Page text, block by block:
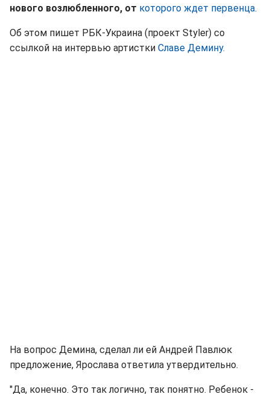
нового возлюбленного, от которого ждет первенца.
Об этом пишет РБК-Украина (проект Styler) со
ссылкой на интервью артистки Славе Демину.
На вопрос Демина, сделал ли ей Андрей Павлюк
предложение, Ярослава ответила утвердительно.
"Да, конечно. Это так логично, так понятно. Ребенок -